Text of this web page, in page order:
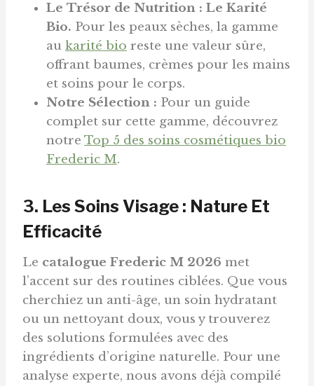
Le Trésor de Nutrition : Le Karité
Bio. Pour les peaux sèches, la gamme
au karité bio reste une valeur sûre,
offrant baumes, crèmes pour les mains
et soins pour le corps.
Notre Sélection : Pour un guide
complet sur cette gamme, découvrez
notre Top 5 des soins cosmétiques bio
Frederic M.
3. Les Soins Visage : Nature Et
Efficacité
Le catalogue Frederic M 2026 met
l’accent sur des routines ciblées. Que vous
cherchiez un anti-âge, un soin hydratant
ou un nettoyant doux, vous y trouverez
des solutions formulées avec des
ingrédients d’origine naturelle. Pour une
analyse experte, nous avons déjà compilé